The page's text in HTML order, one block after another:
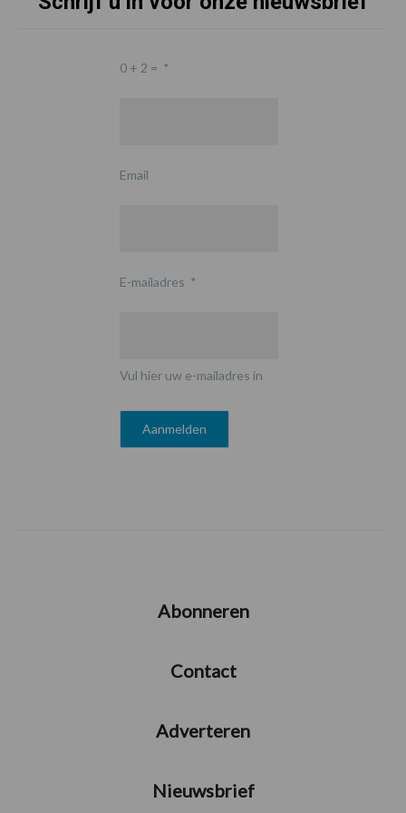
0 + 2 = *
Email
E-mailadres *
Vul hier uw e-mailadres in
Abonneren
Contact
Adverteren
Nieuwsbrief